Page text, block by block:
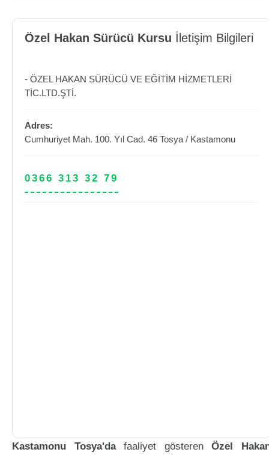
Özel Hakan Sürücü Kursu İletişim Bilgileri
- ÖZEL HAKAN SÜRÜCÜ VE EĞİTİM HİZMETLERİ
TİC.LTD.ŞTİ.
Adres:
Cumhuriyet Mah. 100. Yıl Cad. 46 Tosya / Kastamonu
0366 313 32 79
Kastamonu Tosya'dafaaliyet gösterenÖzel